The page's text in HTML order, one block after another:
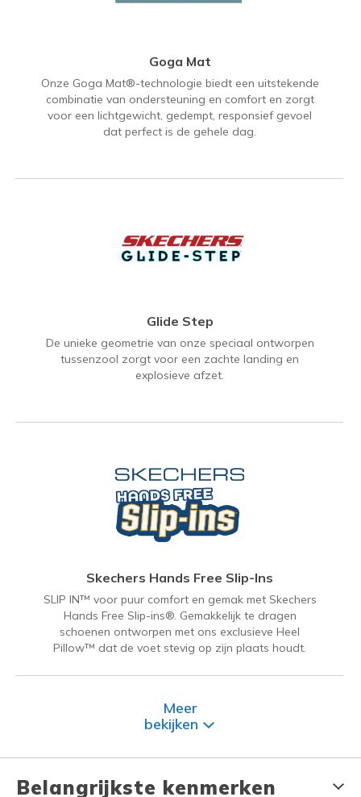
Goga Mat
Onze Goga Mat®-technologie biedt een uitstekende
combinatie van ondersteuning en comfort en zorgt
voor een lichtgewicht, gedempt, responsief gevoel
dat perfect is de gehele dag.
Glide Step
De unieke geometrie van onze speciaal ontworpen
tussenzool zorgt voor een zachte landing en
explosieve afzet.
Skechers Hands Free Slip-Ins
SLIP IN™ voor puur comfort en gemak met Skechers
Hands Free Slip-ins®. Gemakkelijk te dragen
schoenen ontworpen met ons exclusieve Heel
Pillow™ dat de voet stevig op zijn plaats houdt.
Meer
bekijken
Belangrijkste kenmerken